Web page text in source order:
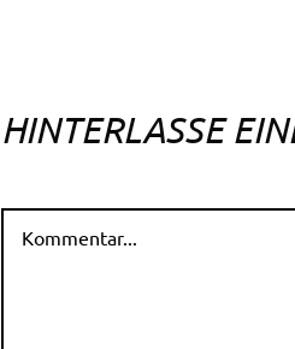
HINTERLASSE
Kommentar